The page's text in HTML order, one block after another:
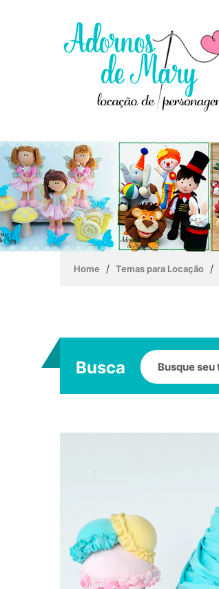
Home / Temas para Locação /
Busca